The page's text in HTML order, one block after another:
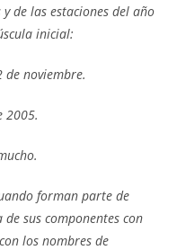
de las estaciones del año
inicial:
de noviembre.
2005.
forman parte de
sus componentes con
los nombres de